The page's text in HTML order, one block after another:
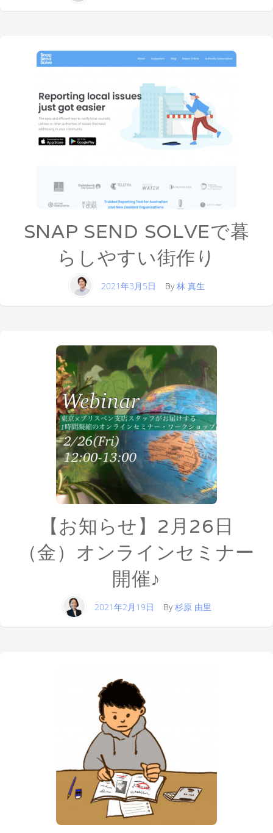
SNAP SEND SOLVEで暮
らしやすい街作り
2021年3月5日 By林 真生
【お知らせ】2月26日
（金）オンラインセミナー
開催♪
2021年2月19日 By杉原 由里